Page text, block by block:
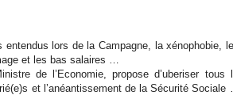
lors de la Campagne, la xénophobie,
et les bas salaires …
de l’Economie, propose d’uberiser tous
et l’anéantissement de la Sécurité